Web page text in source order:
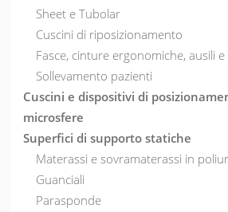
Sheet e Tubolar
Cuscini di riposizionamento
Fasce, cinture ergonomiche, ausili e
Sollevamento pazienti
Cuscini e dispositivi di
microsfere
Superfici di supporto statiche
Materassi e sovramaterassi in
Guanciali
Parasponde